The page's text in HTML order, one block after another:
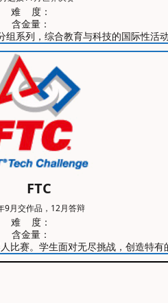
难 度：
含金量：
列，综合教育与科技的国际性活
FTC
9月交作品，12月答辩
难 度：
含金量：
赛。学生面对无尽挑战，创造特有